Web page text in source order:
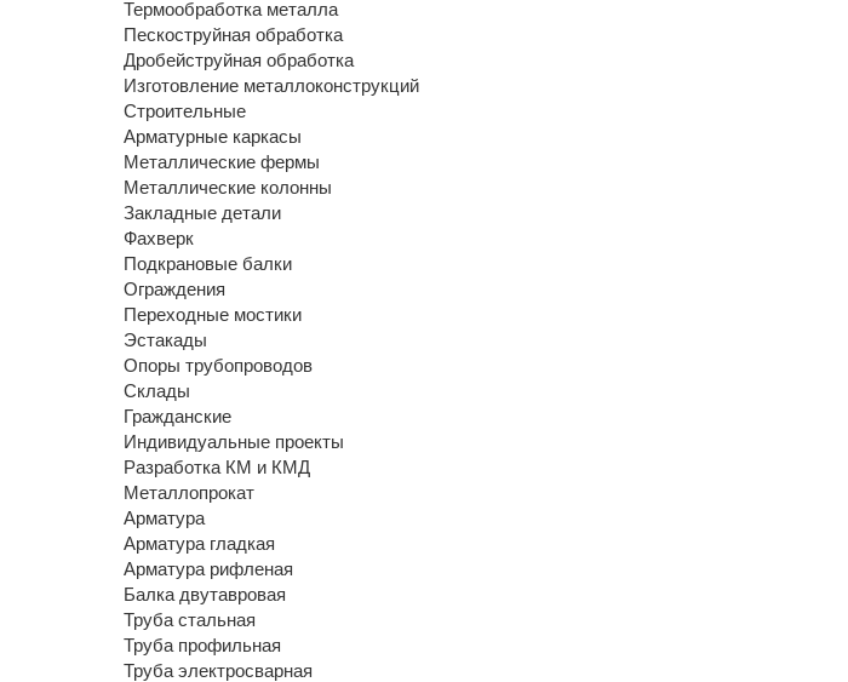
Термообработка металла
Пескоструйная обработка
Дробейструйная обработка
Изготовление металлоконструкций
Строительные
Арматурные каркасы
Металлические фермы
Металлические колонны
Закладные детали
Фахверк
Подкрановые балки
Ограждения
Переходные мостики
Эстакады
Опоры трубопроводов
Склады
Гражданские
Индивидуальные проекты
Разработка КМ и КМД
Металлопрокат
Арматура
Арматура гладкая
Арматура рифленая
Балка двутавровая
Труба стальная
Труба профильная
Труба электросварная